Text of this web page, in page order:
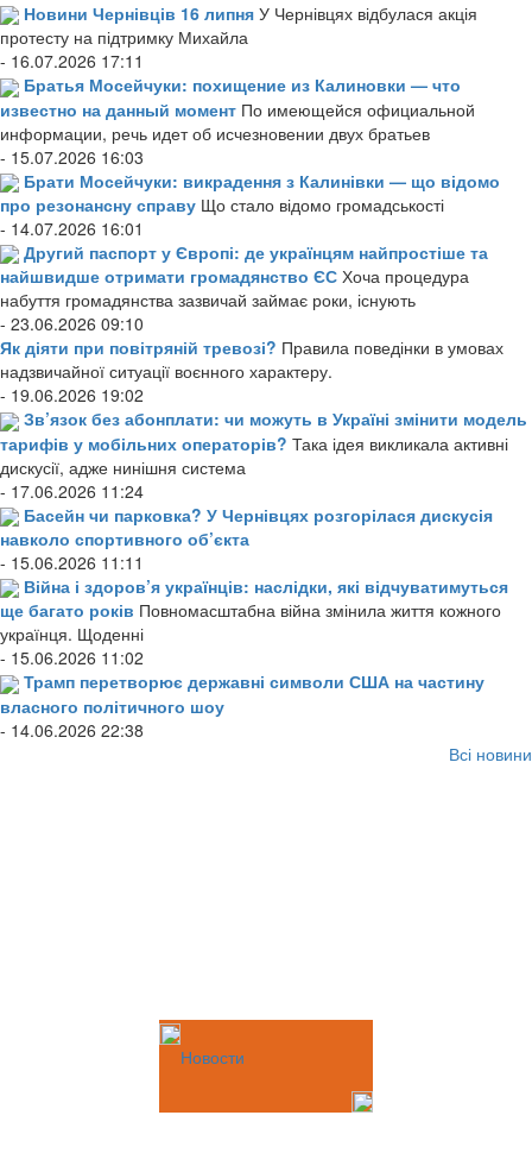
Новини Чернівців 16 липня У Чернівцях відбулася акція
протесту на підтримку Михайла
- 16.07.2026 17:11
Братья Мосейчуки: похищение из Калиновки — что
известно на данный момент По имеющейся официальной
информации, речь идет об исчезновении двух братьев
- 15.07.2026 16:03
Брати Мосейчуки: викрадення з Калинівки — що відомо
про резонансну справу Що стало відомо громадськості
- 14.07.2026 16:01
Другий паспорт у Європі: де українцям найпростіше та
найшвидше отримати громадянство ЄС Хоча процедура
набуття громадянства зазвичай займає роки, існують
- 23.06.2026 09:10
Як діяти при повітряній тревозі? Правила поведінки в умовах
надзвичайної ситуації воєнного характеру.
- 19.06.2026 19:02
Зв’язок без абонплати: чи можуть в Україні змінити модель
тарифів у мобільних операторів? Така ідея викликала активні
дискусії, адже нинішня система
- 17.06.2026 11:24
Басейн чи парковка? У Чернівцях розгорілася дискусія
навколо спортивного об’єкта
- 15.06.2026 11:11
Війна і здоров’я українців: наслідки, які відчуватимуться
ще багато років Повномасштабна війна змінила життя кожного
українця. Щоденні
- 15.06.2026 11:02
Трамп перетворює державні символи США на частину
власного політичного шоу
- 14.06.2026 22:38
Всі новини
Новости